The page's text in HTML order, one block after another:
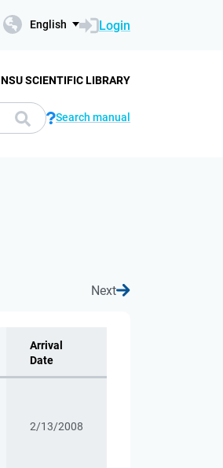
English Login
NSU SCIENTIFIC LIBRARY
Search manual
Next
Arrival
Date
2/13/2008